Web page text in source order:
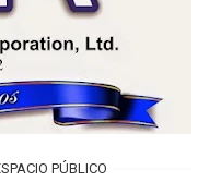
PÚBLICO